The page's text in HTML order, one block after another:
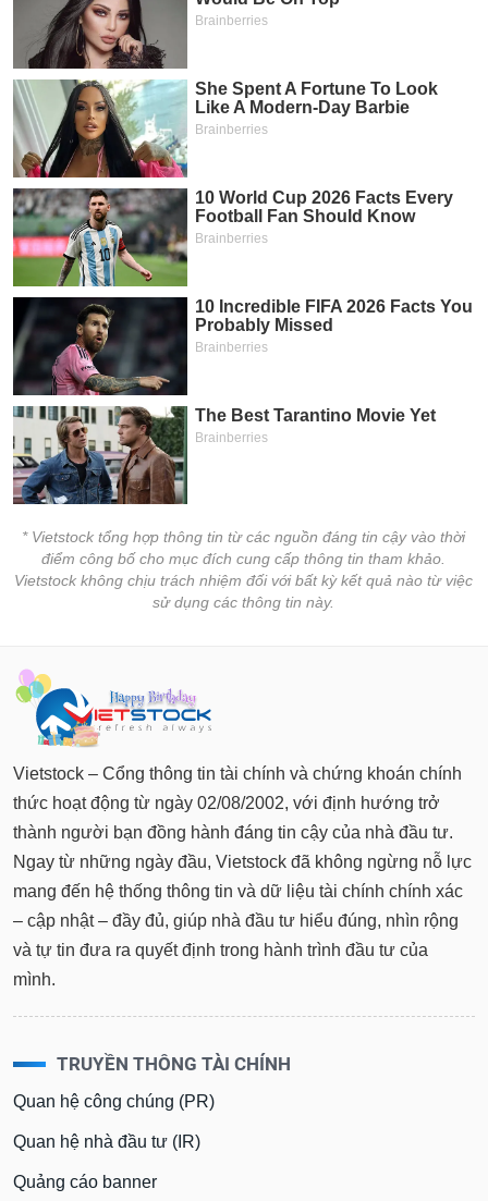
* Vietstock tổng hợp thông tin từ các nguồn đáng tin cậy vào thời
điểm công bố cho mục đích cung cấp thông tin tham khảo.
Vietstock không chịu trách nhiệm đối với bất kỳ kết quả nào từ việc
sử dụng các thông tin này.
Vietstock – Cổng thông tin tài chính và chứng khoán chính
thức hoạt động từ ngày 02/08/2002, với định hướng trở
thành người bạn đồng hành đáng tin cậy của nhà đầu tư.
Ngay từ những ngày đầu, Vietstock đã không ngừng nỗ lực
mang đến hệ thống thông tin và dữ liệu tài chính chính xác
– cập nhật – đầy đủ, giúp nhà đầu tư hiểu đúng, nhìn rộng
và tự tin đưa ra quyết định trong hành trình đầu tư của
mình.
TRUYỀN THÔNG TÀI CHÍNH
Quan hệ công chúng (PR)
Quan hệ nhà đầu tư (IR)
Quảng cáo banner